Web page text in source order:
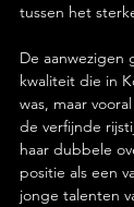
tussen het
De aanwezigen
kwaliteit die in
was, maar
de verfijnde
haar dubbele
positie als een
jonge talenten